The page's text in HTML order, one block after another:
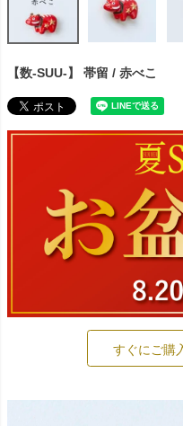
【数-SUU-】 帯留 / 赤べこ
すぐにご購